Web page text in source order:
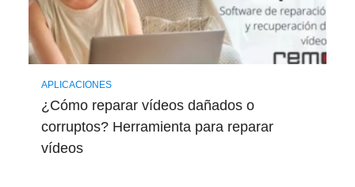
APLICACIONES
¿Cómo reparar vídeos dañados o
corruptos? Herramienta para reparar
vídeos